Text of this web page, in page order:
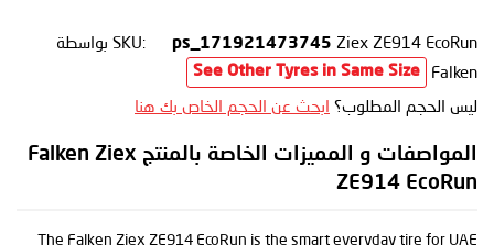
SKU: ps_171921473745 Ziex ZE914 EcoRun
بواسطة
Falken
See Other Tyres in Same Size
ليس الحجم المطلوب؟ ابحث عن الحجم الخاص بك هنا
المواصفات و المميزات الخاصة بالمنتج Falken Ziex
ZE914 EcoRun
The Falken Ziex ZE914 EcoRun is the smart everyday tire for UAE